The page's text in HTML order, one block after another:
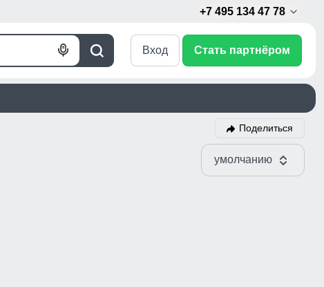
+7 495 134 47 78
Поиск
Голосовой
Вход Стать партнёром
Поделиться
умолчанию